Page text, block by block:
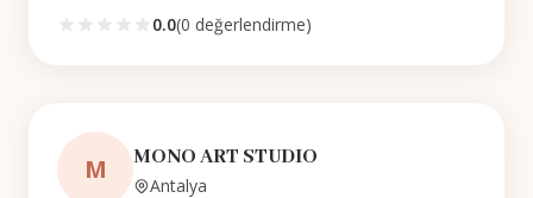
0.0(0 değerlendirme)
M MONO ART STUDIO
Antalya